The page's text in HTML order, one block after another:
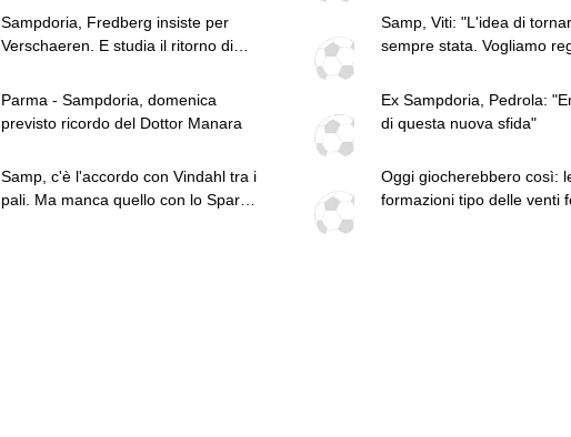
Sampdoria, Fredberg insiste per
Verschaeren. E studia il ritorno di
Samp, Viti: "L'idea di
sempre stata. Vogliamo
Parma - Sampdoria, domenica
previsto ricordo del Dottor Manara
Ex Sampdoria, Pedrola:
di questa nuova sfida"
Samp, c'è l'accordo con Vindahl tra i
pali. Ma manca quello con lo Sparta
Oggi giocherebbero così:
formazioni tipo delle venti